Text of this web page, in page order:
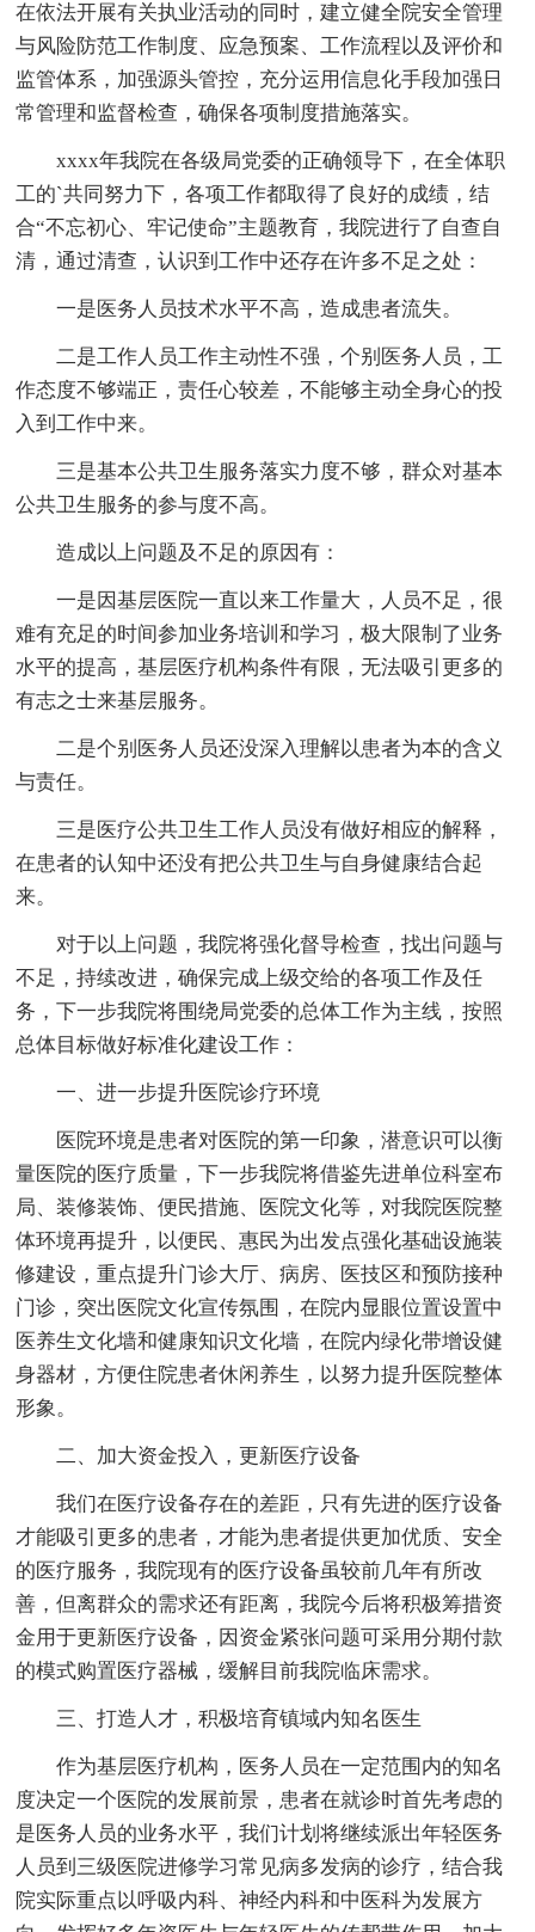
在依法开展有关执业活动的同时，建立健全院安全管理
与风险防范工作制度、应急预案、工作流程以及评价和
监管体系，加强源头管控，充分运用信息化手段加强日
常管理和监督检查，确保各项制度措施落实。
xxxx年我院在各级局党委的正确领导下，在全体职
工的`共同努力下，各项工作都取得了良好的成绩，结
合“不忘初心、牢记使命”主题教育，我院进行了自查自
清，通过清查，认识到工作中还存在许多不足之处：
一是医务人员技术水平不高，造成患者流失。
二是工作人员工作主动性不强，个别医务人员，工
作态度不够端正，责任心较差，不能够主动全身心的投
入到工作中来。
三是基本公共卫生服务落实力度不够，群众对基本
公共卫生服务的参与度不高。
造成以上问题及不足的原因有：
一是因基层医院一直以来工作量大，人员不足，很
难有充足的时间参加业务培训和学习，极大限制了业务
水平的提高，基层医疗机构条件有限，无法吸引更多的
有志之士来基层服务。
二是个别医务人员还没深入理解以患者为本的含义
与责任。
三是医疗公共卫生工作人员没有做好相应的解释，
在患者的认知中还没有把公共卫生与自身健康结合起
来。
对于以上问题，我院将强化督导检查，找出问题与
不足，持续改进，确保完成上级交给的各项工作及任
务，下一步我院将围绕局党委的总体工作为主线，按照
总体目标做好标准化建设工作：
一、进一步提升医院诊疗环境
医院环境是患者对医院的第一印象，潜意识可以衡
量医院的医疗质量，下一步我院将借鉴先进单位科室布
局、装修装饰、便民措施、医院文化等，对我院医院整
体环境再提升，以便民、惠民为出发点强化基础设施装
修建设，重点提升门诊大厅、病房、医技区和预防接种
门诊，突出医院文化宣传氛围，在院内显眼位置设置中
医养生文化墙和健康知识文化墙，在院内绿化带增设健
身器材，方便住院患者休闲养生，以努力提升医院整体
形象。
二、加大资金投入，更新医疗设备
我们在医疗设备存在的差距，只有先进的医疗设备
才能吸引更多的患者，才能为患者提供更加优质、安全
的医疗服务，我院现有的医疗设备虽较前几年有所改
善，但离群众的需求还有距离，我院今后将积极筹措资
金用于更新医疗设备，因资金紧张问题可采用分期付款
的模式购置医疗器械，缓解目前我院临床需求。
三、打造人才，积极培育镇域内知名医生
作为基层医疗机构，医务人员在一定范围内的知名
度决定一个医院的发展前景，患者在就诊时首先考虑的
是医务人员的业务水平，我们计划将继续派出年轻医务
人员到三级医院进修学习常见病多发病的诊疗，结合我
院实际重点以呼吸内科、神经内科和中医科为发展方